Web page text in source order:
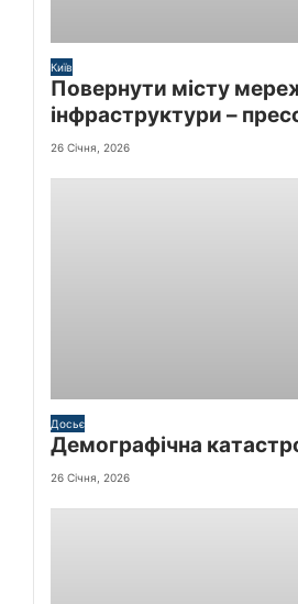
Київ
Повернути місту
інфраструктури –
Київської міської
26 Січня, 2026
Досьє
Демографічна
26 Січня, 2026